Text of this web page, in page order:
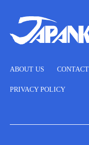
ABOUT US CONTACT
PRIVACY POLICY